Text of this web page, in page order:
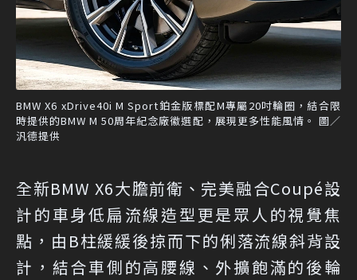
BMW X6 xDrive40i M Sport鉑金版標配M專屬20吋輪圈，結合限
時提供的BMW M 50周年紀念廠徽選配，展現更多性能風情。 圖／
汎德提供
全新BMW X6大膽前衛、完美融合Coupé設
計的車身低扁流線造型更是眾人的視覺焦
點，由B柱緩緩後掠而下的俐落流線斜背設
計，結合車側的高腰線、外擴飽滿的後輪